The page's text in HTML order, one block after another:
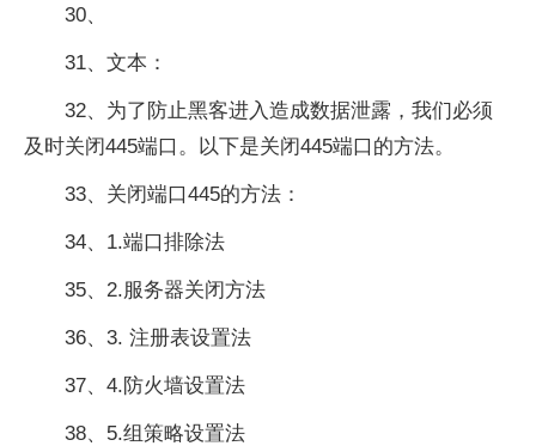
30、
31、文本：
32、为了防止黑客进入造成数据泄露，我们必须
及时关闭445端口。以下是关闭445端口的方法。
33、关闭端口445的方法：
34、1.端口排除法
35、2.服务器关闭方法
36、3. 注册表设置法
37、4.防火墙设置法
38、5.组策略设置法